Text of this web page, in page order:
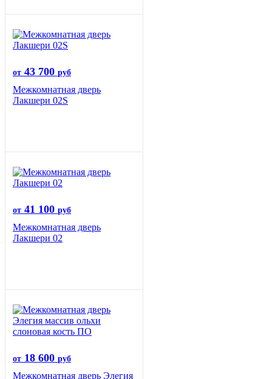
от 43 700 руб
Межкомнатная дверь
Лакшери 02S
от 41 100 руб
Межкомнатная дверь
Лакшери 02
от 18 600 руб
Межкомнатная дверь Элегия